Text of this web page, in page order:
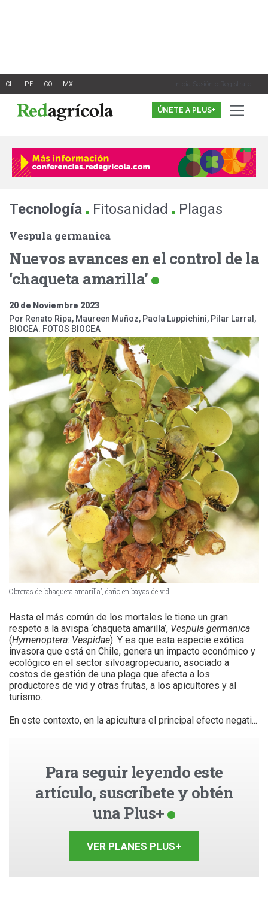
Inicia Sesión o Registrate
ÚNETE A PLUS+
Tecnología . Fitosanidad . Plagas
Vespula germanica
Nuevos avances en el control de la
‘chaqueta amarilla’
20 de Noviembre 2023
Por Renato Ripa, Maureen Muñoz, Paola Luppichini, Pilar Larral,
BIOCEA. FOTOS BIOCEA
Obreras de ‘chaqueta amarilla’, daño en bayas de vid.
Hasta el más común de los mortales le tiene un gran
respeto a la avispa ‘chaqueta amarilla’, Vespula germanica
(Hymenoptera: Vespidae). Y es que esta especie exótica
invasora que está en Chile, genera un impacto económico y
ecológico en el sector silvoagropecuario, asociado a
costos de gestión de una plaga que afecta a los
productores de vid y otras frutas, a los apicultores y al
turismo.
En este contexto, en la apicultura el principal efecto negati...
Para seguir leyendo este
artículo, suscríbete y obtén
una Plus+
VER PLANES PLUS+